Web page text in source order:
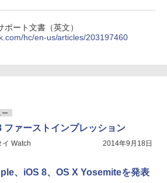
ポート文書（英文）
hc/en-us/articles/203197460
ー
ファーストインプレッション
イ Watch 2014年9月18日
、iOS 8、OS X Yosemiteを発表